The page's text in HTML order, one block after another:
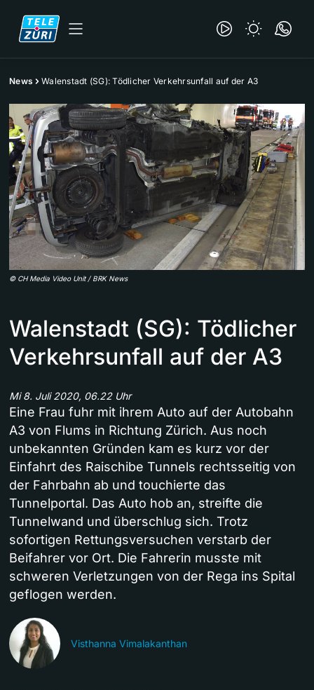
News Walenstadt (SG): Tödlicher Verkehrsunfall auf der A3
© CH Media Video Unit / BRK News
Walenstadt (SG): Tödlicher
Verkehrsunfall auf der A3
Mi 8. Juli 2020, 06.22 Uhr
Eine Frau fuhr mit ihrem Auto auf der Autobahn
A3 von Flums in Richtung Zürich. Aus noch
unbekannten Gründen kam es kurz vor der
Einfahrt des Raischibe Tunnels rechtsseitig von
der Fahrbahn ab und touchierte das
Tunnelportal. Das Auto hob an, streifte die
Tunnelwand und überschlug sich. Trotz
sofortigen Rettungsversuchen verstarb der
Beifahrer vor Ort. Die Fahrerin musste mit
schweren Verletzungen von der Rega ins Spital
geflogen werden.
Visthanna Vimalakanthan